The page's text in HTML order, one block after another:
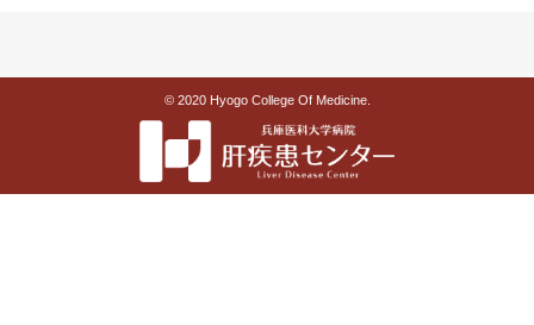
© 2020 Hyogo College Of Medicine.